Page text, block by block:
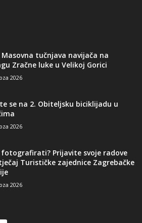
Masovna tučnjava navijača na
Zračne luke u Velikoj Gorici
2026
se na 2. Obiteljsku biciklijadu u
2026
Prijavite svoje radove
Turističke zajednice Zagrebačke
2026